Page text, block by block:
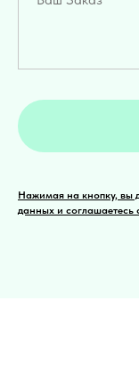
Нажимая на кнопку, вы
данных и соглашаетесь